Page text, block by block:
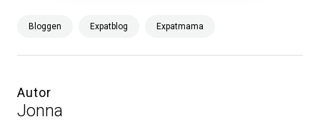
Bloggen Expatblog Expatmama
Autor
Jonna